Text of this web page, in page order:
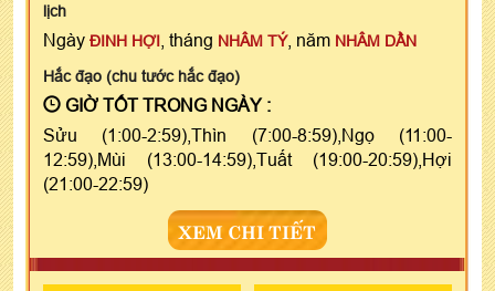
lịch
Ngày ĐINH HỢI , tháng NHÂM TÝ, năm NHÂM DẦN
Hắc đạo (chu tước hắc đạo)
GIỜ TỐT TRONG NGÀY :
Sửu (1:00-2:59),Thìn (7:00-8:59),Ngọ (11:00-
12:59),Mùi (13:00-14:59),Tuất (19:00-20:59),Hợi
(21:00-22:59)
XEM CHI TIẾT